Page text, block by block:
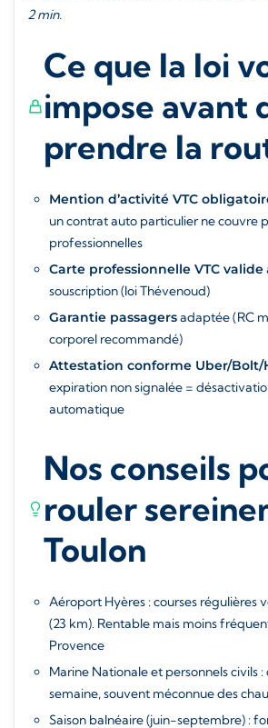
2 min.
Ce que la loi
impose avant
prendre la
Mention d’activité VTC
un contrat auto particulier ne couvre
professionnelles
Carte professionnelle VTC valide
souscription (loi Thévenoud)
Garantie passagersadaptée (RC
corporel recommandé)
Attestation conforme Uber/Bolt/
expiration non signalée =
automatique
Nos conseils
rouler
Toulon
Aéroport Hyères : courses régulières
(23 km). Rentable mais moins
Provence
Marine Nationale et personnels civils
semaine, souvent méconnue des
Saison balnéaire (juin-septembre) :